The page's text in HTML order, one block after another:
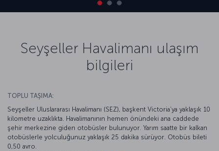
Seyşeller Havalimanı ulaşım
bilgileri
TOPLU TAŞIMA:
Seyşeller Uluslararası Havalimanı (SEZ), başkent Victoria’ya yaklaşık 10
kilometre uzaklıkta. Havalimanının hemen önündeki ana caddede
şehir merkezine giden otobüsler bulunuyor. Yarım saatte bir kalkan
otobüslerle yolculuğunuz yaklaşık 25 dakika sürüyor. Otobüs bileti
0,50 avro.